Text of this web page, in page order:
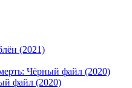
файл (2020)